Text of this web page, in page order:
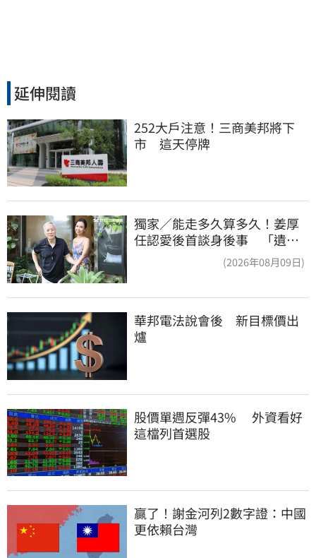
延伸閱讀
252大戶注意！三商美邦將下
市　這天停牌
獨家／能走多久算多久！姜厚
任認愛後首談身後事 「遺囑
(2026年08月09日)
華邦電法說會後　新目標價出
爐
股價單週反彈43%　 外資看好
這檔列首選股
贏了！謝金河列2數字證：中國
更依賴台灣